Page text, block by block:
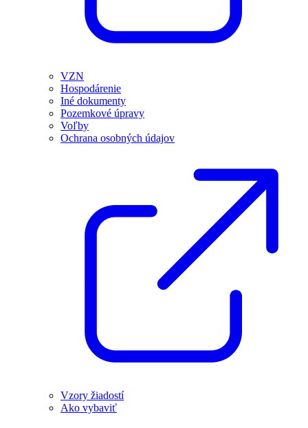
VZN
Hospodárenie
Iné dokumenty
Pozemkové úpravy
Voľby
Ochrana osobných údajov
Vzory žiadostí
Ako vybaviť